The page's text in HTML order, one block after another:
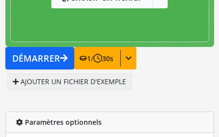
DÉMARRER 1/ 30s
AJOUTER UN FICHIER D'EXEMPLE
Paramètres optionnels